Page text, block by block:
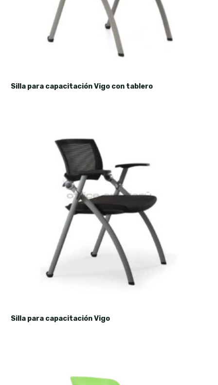
Silla para capacitación Vigo con tablero
Silla para capacitación Vigo